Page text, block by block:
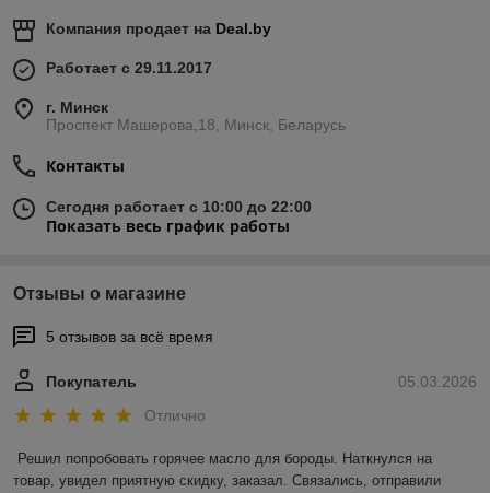
Компания продает на Deal.by
Работает с 29.11.2017
г. Минск
Проспект Машерова,18, Минск, Беларусь
Контакты
Сегодня работает с 10:00 до 22:00
Показать весь график работы
Отзывы о магазине
5 отзывов за всё время
05.03.2026
Покупатель
Отлично
Решил попробовать горячее масло для бороды. Наткнулся на
товар, увидел приятную скидку, заказал. Связались, отправили